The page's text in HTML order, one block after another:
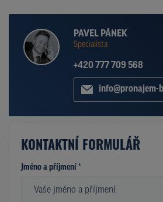
PAVEL PÁNEK
Specialista
+420 777 709 568
info@pronajem-
KONTAKTNÍ FORMULÁŘ
Jméno a příjmení *